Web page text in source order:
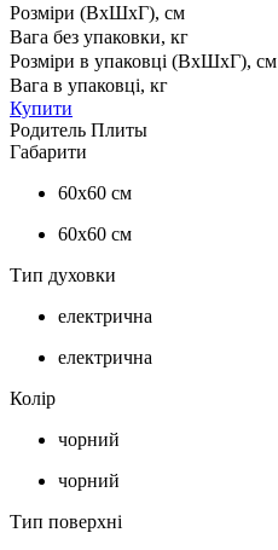
Розміри (ВхШхГ), см
Вага без упаковки, кг
Розміри в упаковці (ВхШхГ), см
Вага в упаковці, кг
Купити
Родитель Плиты
Габарити
60х60 см
60х60 см
Тип духовки
електрична
електрична
Колір
чорний
чорний
Тип поверхні